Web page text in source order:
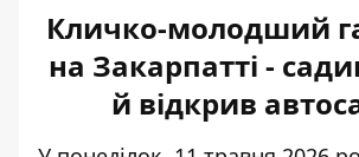
Кличко-молодший
на Закарпатті -
й відкрив